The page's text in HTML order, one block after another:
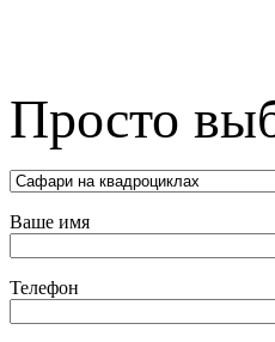
Просто
Ваше имя
Телефон